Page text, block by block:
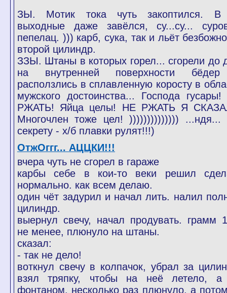
ЗЫ. Мотик тока чуть закоптился. В
выходные даже завёлся, су...су...
пепелац. ))) карб, сука, так и льёт
второй цилиндр.
ЗЗЫ. Штаны в которых горел... сгорели до
на внутренней поверхности
расползлись в сплавленную коросту в
мужского достоинства... Господа
РЖАТЬ! Яйца целы! НЕ РЖАТЬ Я
Многочлен тоже цел! )))))))))))))) ...ндя...
секрету - х/б плавки рулят!!!)
ОтжОггг... АЦЦКИ!!!
вчера чуть не сгорел в гараже
карбы себе в кои-то веки решил
нормально. как всем делаю.
один чёт задурил и начал лить. налил
цилиндр.
выернул свечу, начал продувать. грамм
не менее, плюнуло на штаны.
сказал:
- так не дело!
воткнул свечу в колпачок, убрал за
взял тряпку, чтобы на неё летело,
фонтаном. несколько раз плюнуло, а